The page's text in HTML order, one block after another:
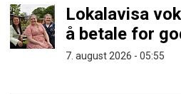
Lokalavisa
å betale for
7. august 2026 - 05:55